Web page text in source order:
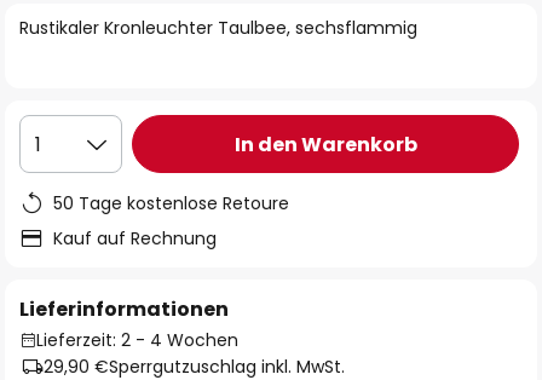
Rustikaler Kronleuchter Taulbee, sechsflammig
1 In den Warenkorb
50 Tage kostenlose Retoure
Kauf auf Rechnung
Lieferinformationen
Lieferzeit: 2 - 4 Wochen
29,90 €Sperrgutzuschlag inkl. MwSt.